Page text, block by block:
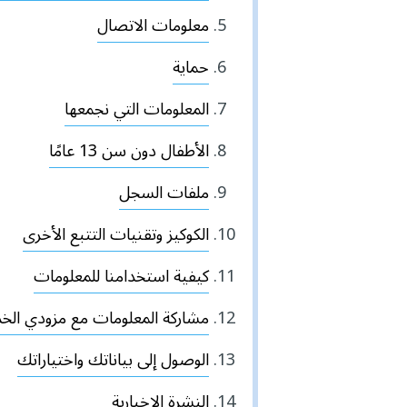
معلومات الاتصال
حماية
المعلومات التي نجمعها
الأطفال دون سن 13 عامًا
ملفات السجل
الكوكيز وتقنيات التتبع الأخرى
كيفية استخدامنا للمعلومات
مشاركة المعلومات مع مزودي
الوصول إلى بياناتك واختياراتك